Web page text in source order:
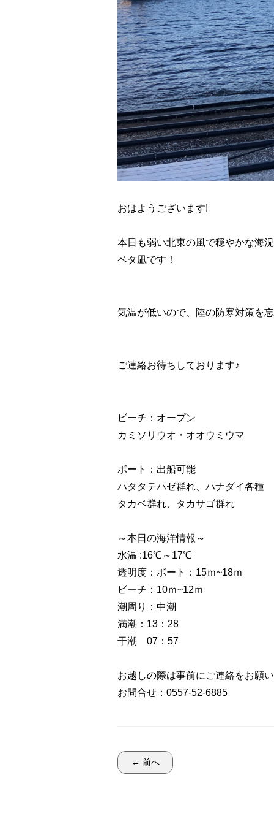
おはようございます!
本日も弱い北東の風で穏やかな海
ベタ凪です！
気温が低いので、陸の防寒対策を
ご連絡お待ちしております♪
ビーチ：オープン
カミソリウオ・オオウミウマ
ボート：出船可能
ハタタテハゼ群れ、ハナダイ各種
タカベ群れ、タカサゴ群れ
～本日の海洋情報～
水温 :16℃～17℃
透明度：ボート：15ｍ~18ｍ
ビーチ：10ｍ~12ｍ
潮周り：中潮
満潮：13：28
干潮 07：57
お越しの際は事前にご連絡をお願
お問合せ：0557-52-6885
← 前へ